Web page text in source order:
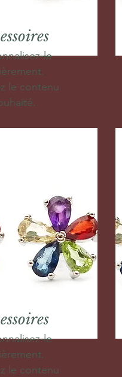
le
le contenu
le
le contenu